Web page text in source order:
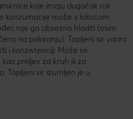
koje imaju dugačak rok
konzumacije može s lakoćom
nije ga obvezno hladiti (osim
na pakiranju). Topljeni sir varira
i konzistenciji. Može se
preljev za kruh ili za
Topljeni sir izumljen je u